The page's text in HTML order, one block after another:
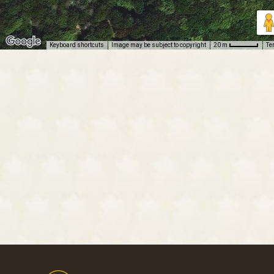
Keyboard shortcuts Image may be subject to copyright 20 m